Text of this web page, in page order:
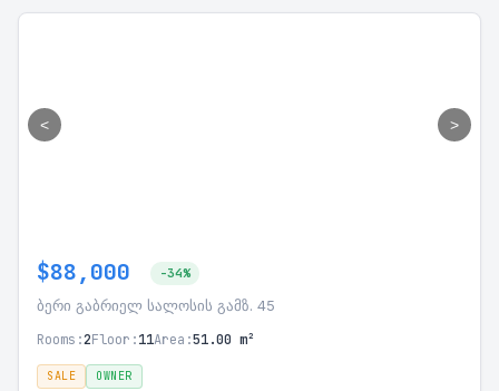
< >
$88,000 -34%
ბერი გაბრიელ სალოსის გამზ. 45
Rooms:2Floor:11Area:51.00 m²
SALE OWNER